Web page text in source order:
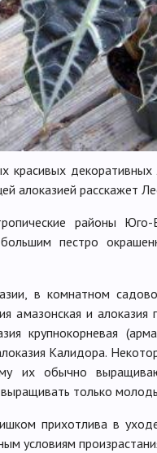
декоративных
алоказией расскажет
районы Юго-
пестро
в комнатном
амазонская и алоказия
крупнокорневая
Калидора.
их обычно
только
прихотлива в
условиям